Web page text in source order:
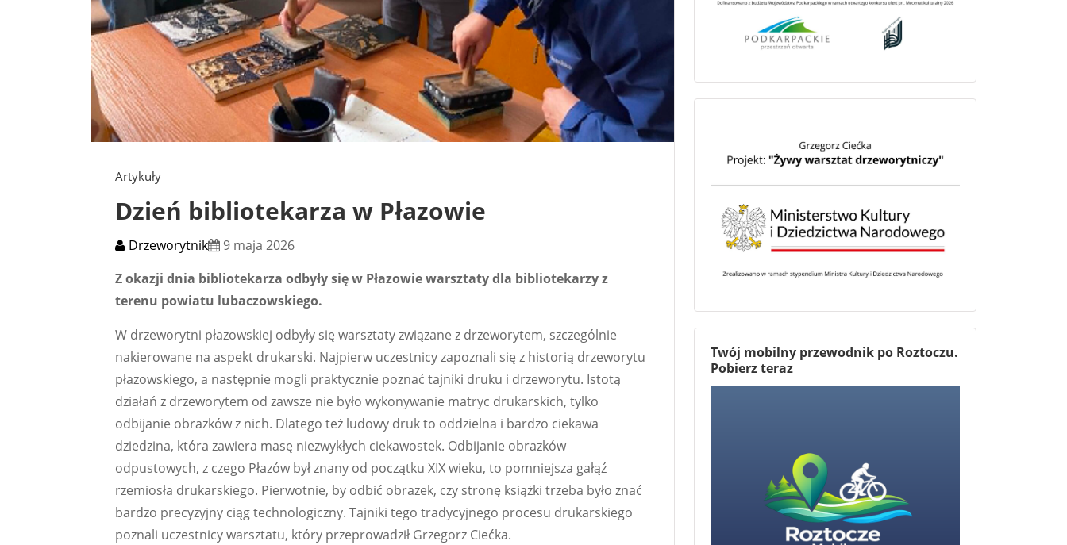
Artykuły
Dzień bibliotekarza w Płazowie
Drzeworytnik
9 maja 2026
Z okazji dnia bibliotekarza odbyły się w Płazowie warsztaty dla bibliotekarzy z
terenu powiatu lubaczowskiego.
W drzeworytni płazowskiej odbyły się warsztaty związane z drzeworytem, szczególnie
nakierowane na aspekt drukarski. Najpierw uczestnicy zapoznali się z historią drzeworytu
płazowskiego, a następnie mogli praktycznie poznać tajniki druku i drzeworytu. Istotą
działań z drzeworytem od zawsze nie było wykonywanie matryc drukarskich, tylko
odbijanie obrazków z nich. Dlatego też ludowy druk to oddzielna i bardzo ciekawa
dziedzina, która zawiera masę niezwykłych ciekawostek. Odbijanie obrazków
odpustowych, z czego Płazów był znany od początku XIX wieku, to pomniejsza gałąź
rzemiosła drukarskiego. Pierwotnie, by odbić obrazek, czy stronę książki trzeba było znać
bardzo precyzyjny ciąg technologiczny. Tajniki tego tradycyjnego procesu drukarskiego
poznali uczestnicy warsztatu, który przeprowadził Grzegorz Ciećka.
Twój mobilny przewodnik po Roztoczu.
Pobierz teraz